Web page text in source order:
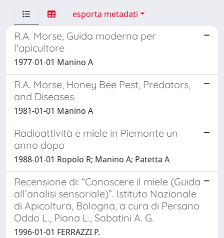
esporta metadati
R.A. Morse, Guida moderna per
l'apicultore
1977-01-01 Manino A
R.A. Morse, Honey Bee Pest, Predators,
and Diseases
1981-01-01 Manino A
Radioattività e miele in Piemonte un
anno dopo
1988-01-01 Ropolo R; Manino A; Patetta A
Recensione di: “Conoscere il miele (Guida
all’analisi sensoriale)”. Istituto Nazionale
di Apicoltura, Bologna, a cura di Persano
Oddo L., Piana L., Sabatini A. G.
1996-01-01 FERRAZZI P.